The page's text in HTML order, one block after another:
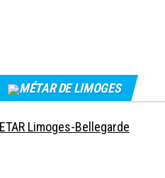
MÉTAR DE LIMOGES
Limoges-Bellegarde